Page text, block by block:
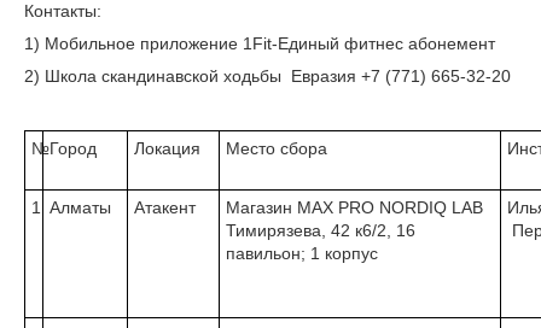
Контакты:
1) Мобильное приложение 1Fit-Единый фитнес абонемент
2) Школа скандинавской ходьбы Евразия +7 (771) 665-32-20
№Город Локация Место сбора
1 Алматы Атакент
Магазин MAX PRO NORDIQ LAB
Тимирязева, 42 к6/2, 16
павильон; 1 корпус